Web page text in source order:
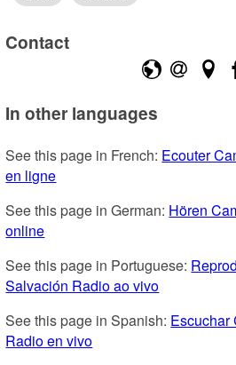
Contact
In other languages
See this page in French: Ecouter
en ligne
See this page in German: Hören
online
See this page in Portuguese:
Salvación Radio ao vivo
See this page in Spanish: Escuchar
Radio en vivo